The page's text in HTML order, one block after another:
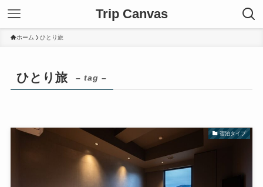
Trip Canvas
ホーム ひとり旅
ひとり旅 – tag –
宿泊タイプ